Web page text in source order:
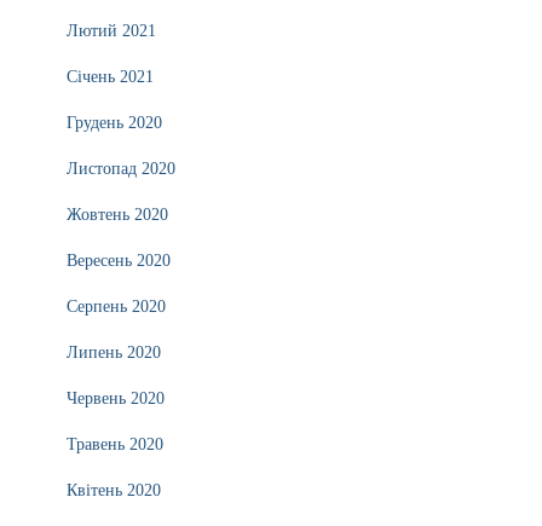
Лютий 2021
Січень 2021
Грудень 2020
Листопад 2020
Жовтень 2020
Вересень 2020
Серпень 2020
Липень 2020
Червень 2020
Травень 2020
Квітень 2020